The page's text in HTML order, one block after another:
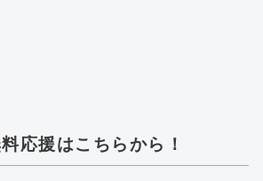
応援はこちらから！